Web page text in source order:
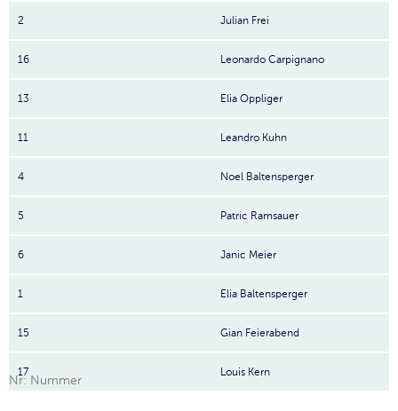
2 Julian Frei
16 Leonardo Carpignano
13 Elia Oppliger
11 Leandro Kuhn
4 Noel Baltensperger
5 Patric Ramsauer
6 Janic Meier
1 Elia Baltensperger
15 Gian Feierabend
17 Louis Kern
Nr: Nummer